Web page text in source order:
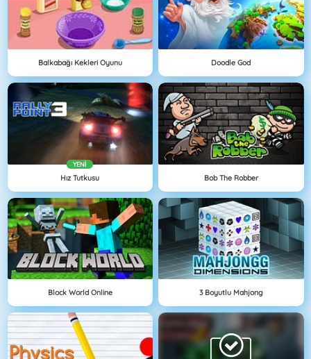
Balkabağı Kekleri Oyunu Doodle God
YENI
Hız Tutkusu Bob The Robber
Block World Online 3 Boyutlu Mahjong